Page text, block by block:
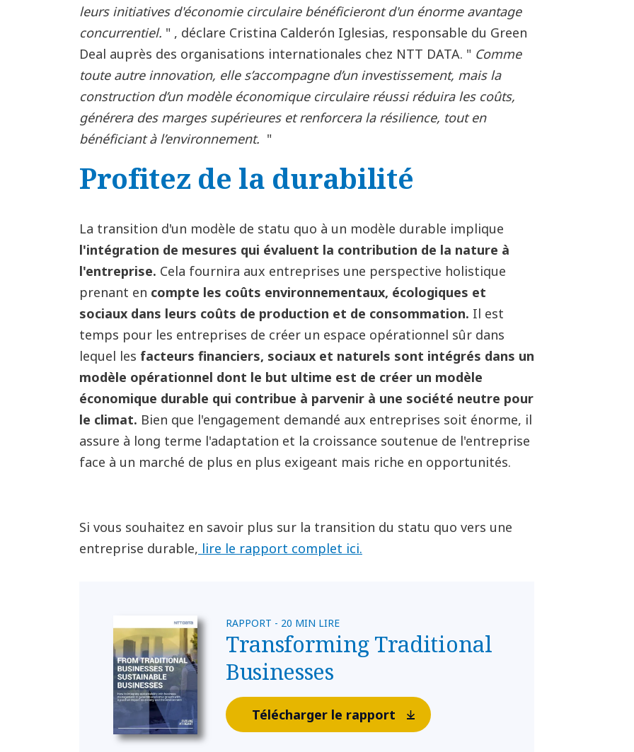
leurs initiatives d'économie circulaire bénéficieront d'un énorme avantage
concurrentiel. " , déclare Cristina Calderón Iglesias, responsable du Green
Deal auprès des organisations internationales chez NTT DATA. " Comme
toute autre innovation, elle s’accompagne d’un investissement, mais la
construction d’un modèle économique circulaire réussi réduira les coûts,
générera des marges supérieures et renforcera la résilience, tout en
bénéficiant à l’environnement. "
Profitez de la durabilité
La transition d'un modèle de statu quo à un modèle durable implique
l'intégration de mesures qui évaluent la contribution de la nature à
l'entreprise. Cela fournira aux entreprises une perspective holistique
prenant en compte les coûts environnementaux, écologiques et
sociaux dans leurs coûts de production et de consommation. Il est
temps pour les entreprises de créer un espace opérationnel sûr dans
lequel les facteurs financiers, sociaux et naturels sont intégrés dans un
modèle opérationnel dont le but ultime est de créer un modèle
économique durable qui contribue à parvenir à une société neutre pour
le climat. Bien que l'engagement demandé aux entreprises soit énorme, il
assure à long terme l'adaptation et la croissance soutenue de l'entreprise
face à un marché de plus en plus exigeant mais riche en opportunités.
Si vous souhaitez en savoir plus sur la transition du statu quo vers une
entreprise durable, lire le rapport complet ici.
RAPPORT - 20 MIN LIRE
Transforming Traditional
Businesses
Télécharger le rapport